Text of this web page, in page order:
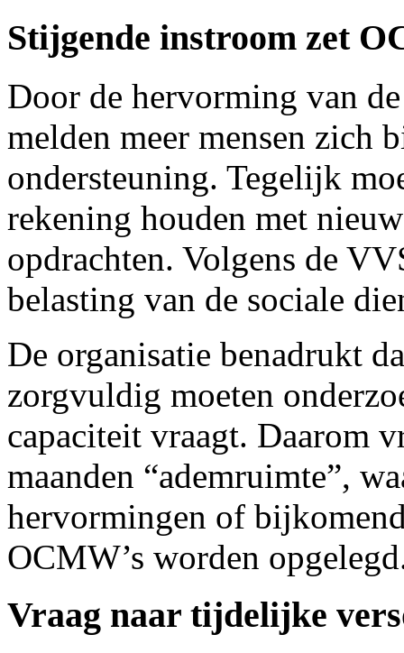
Stijgende instroom zet
Door de hervorming van
melden meer mensen
ondersteuning. Tegelijk
rekening houden met
opdrachten. Volgens de
belasting van de sociale
De organisatie benadrukt
zorgvuldig moeten
capaciteit vraagt. Daarom
maanden “ademruimte”,
hervormingen of
OCMW’s worden
Vraag naar tijdelijke